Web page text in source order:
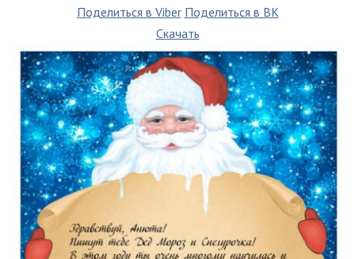
Поделиться в Viber Поделиться в ВК
Скачать